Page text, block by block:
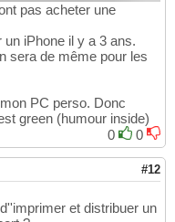
pas acheter une
iPhone il y a 3 ans.
sera de même pour les
PC perso. Donc
green (humour inside)
0
0
#12
et distribuer un